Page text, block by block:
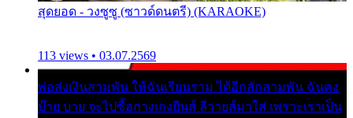
สุดยอด - วงซูซู (ซาวด์ดนตรี) (KARAOKE)
113 views • 03.07.2569
พ่อส่งเงินสามพัน ให้ฉันเรียนราม ได้อีกสักสามพัน ฉันคง
บ๊าย บาย จะไปซื้อกางเกงยีนส์ ลีวายส์มาใส่ เพราะเราเป็น